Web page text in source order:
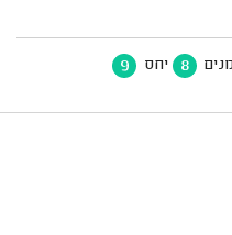
8 יחס 9